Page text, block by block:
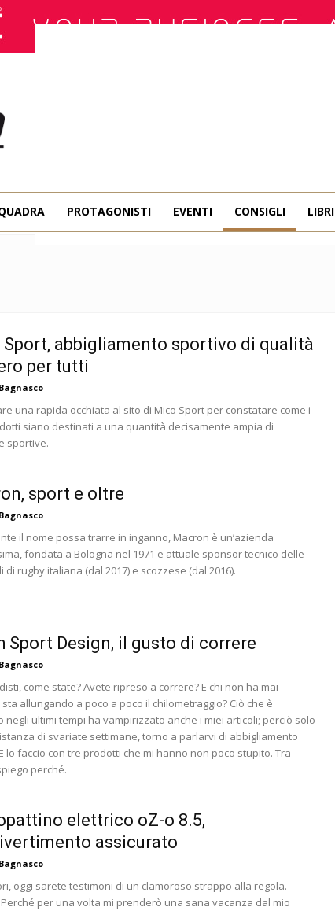
PROTAGONISTI EVENTI CONSIGLI LIBRI
Sport, abbigliamento sportivo di qualità
per tutti
una rapida occhiata al sito di Mico Sport per constatare come i
siano destinati a una quantità decisamente ampia di
sportive.
sport e oltre
il nome possa trarre in inganno, Macron è un’azienda
fondata a Bologna nel 1971 e attuale sponsor tecnico delle
di rugby italiana (dal 2017) e scozzese (dal 2016).
Sport Design, il gusto di correre
come state? Avete ripreso a correre? E chi non ha mai
allungando a poco a poco il chilometraggio? Ciò che è
negli ultimi tempi ha vampirizzato anche i miei articoli; perciò solo
di svariate settimane, torno a parlarvi di abbigliamento
lo faccio con tre prodotti che mi hanno non poco stupito. Tra
perché.
elettrico oZ-o 8.5,
assicurato
oggi sarete testimoni di un clamoroso strappo alla regola.
Perché per una volta mi prenderò una sana vacanza dal mio